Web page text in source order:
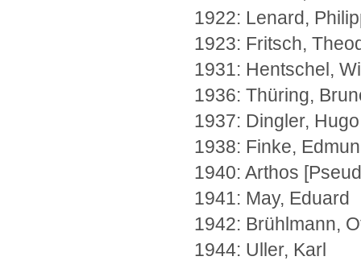
1922: Lenard,
1923: Fritsch,
1931: Hentschel,
1936: Thüring,
1937: Dingler,
1938: Finke,
1940: Arthos
1941: May, Eduard
1942: Brühlmann,
1944: Uller, Karl